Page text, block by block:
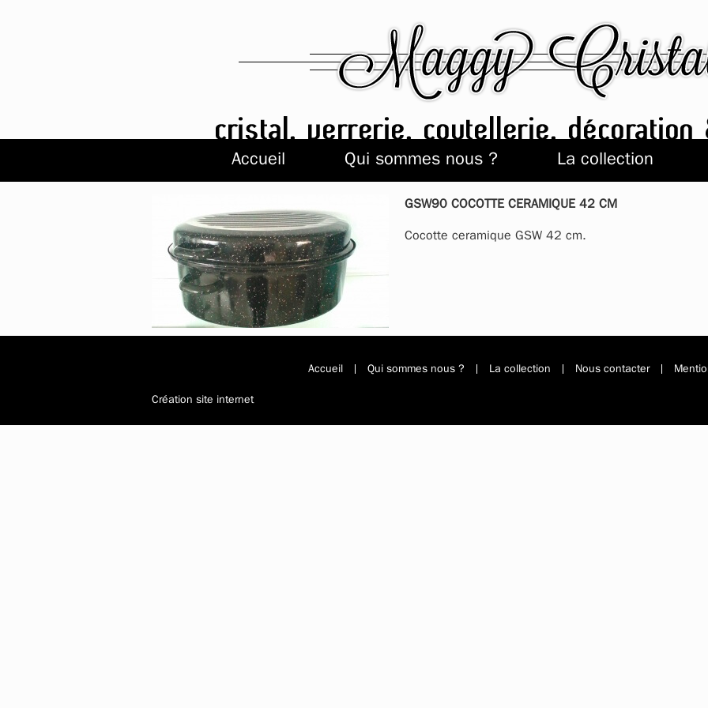
Accueil Qui sommes nous ? La collection
GSW90 COCOTTE CERAMIQUE 42 CM
Cocotte ceramique GSW 42 cm.
Accueil Qui sommes nous ? La collection Nous contacter
Création site internet